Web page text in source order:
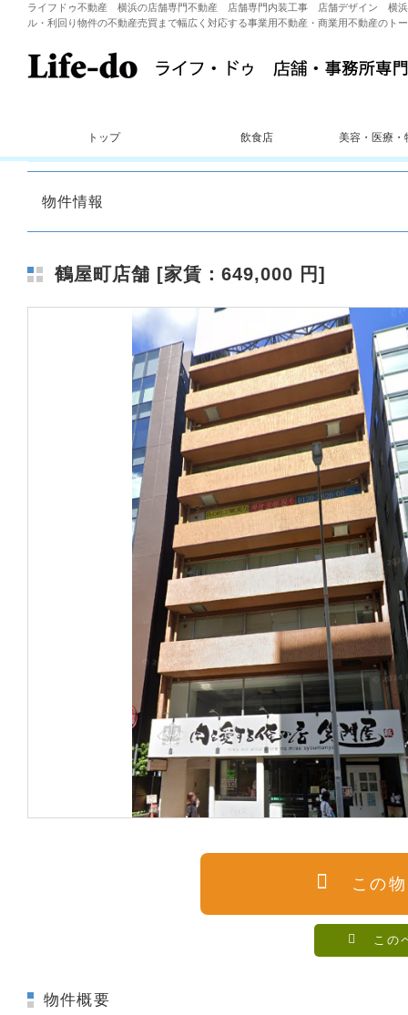
ライフドゥ不動産 横浜の店舗専門不動産 店舗専門内装工事 店舗デザイン 横浜
ル・利回り物件の不動産売買まで幅広く対応する事業用不動産・商業用不動産の
トップ 飲食店 美容・医療・
物件情報
鶴屋町店舗 [家賃：649,000 円]
この
この
物件概要